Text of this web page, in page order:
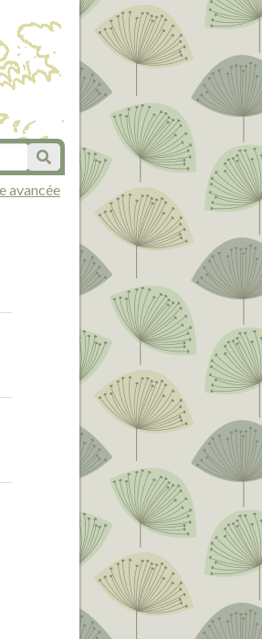
avancée